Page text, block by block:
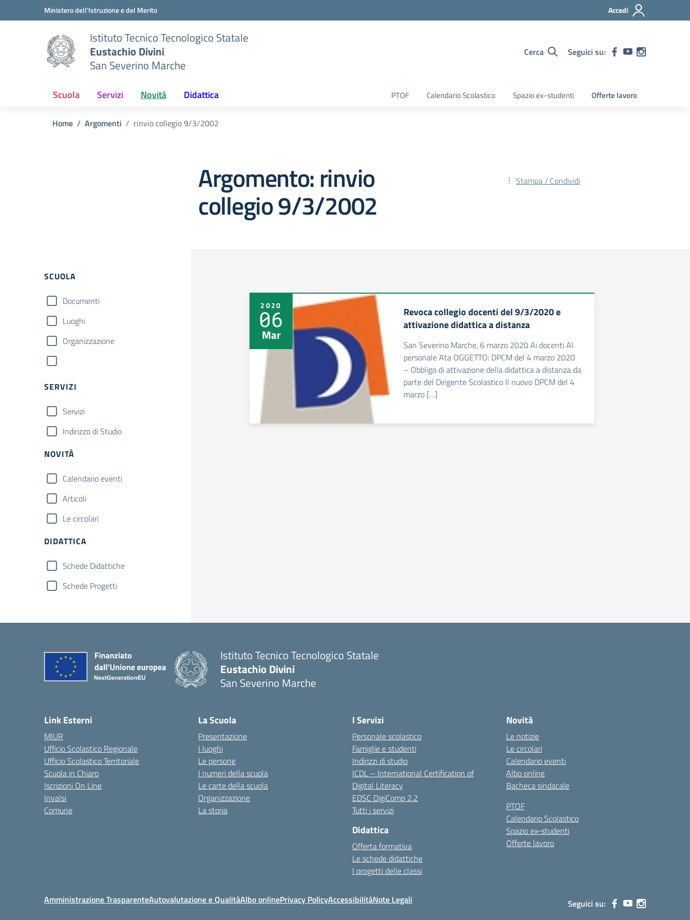
Vai ai contenuti
Vai al menu di navigazioneMinistero dell'Istruzione e del Merito Accedi
Istituto Tecnico Tecnologico Statale
Eustachio Divini
San Severino Marche
Cerca Seguici su:
Scuola Servizi Novità Didattica PTOF Calendario Scolastico Spazio ex-studenti Offerte lavoro
Home Argomenti rinvio collegio 9/3/2002
Argomento: rinvio
collegio 9/3/2002
Stampa / Condividi
SCUOLA
Documenti
Luoghi
Organizzazione
SERVIZI
Servizi
Indirizzo di Studio
NOVITÀ
Calendario eventi
Articoli
Le circolari
DIDATTICA
Schede Didattiche
Schede Progetti
2020
06
Mar
Revoca collegio docenti del 9/3/2020 e
attivazione didattica a distanza
San Severino Marche, 6 marzo 2020 Ai docenti Al
personale Ata OGGETTO: DPCM del 4 marzo 2020
– Obbligo di attivazione della didattica a distanza da
parte del Dirigente Scolastico Il nuovo DPCM del 4
marzo […]
Istituto Tecnico Tecnologico Statale
Eustachio Divini
San Severino Marche
Link Esterni
MIUR
Ufficio Scolastico Regionale
Ufficio Scolastico Territoriale
Scuola in Chiaro
Iscrizioni On Line
Invalsi
Comune
La Scuola
Presentazione
I luoghi
Le persone
I numeri della scuola
Le carte della scuola
Organizzazione
La storia
I Servizi
Personale scolastico
Famiglie e studenti
Indirizzi di studio
ICDL – International Certification of
Digital Literacy
EDSC DigiComp 2.2
Tutti i servizi
Didattica
Offerta formativa
Le schede didattiche
I progetti delle classi
Novità
Le notizie
Le circolari
Calendario eventi
Albo online
Bacheca sindacale
PTOF
Calendario Scolastico
Spazio ex-studenti
Offerte lavoro
Amministrazione TrasparenteAutovalutazione e QualitàAlbo onlinePrivacy PolicyAccessibilitàNote Legali Seguici su: